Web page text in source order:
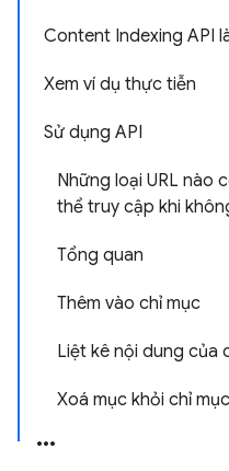
Content Indexing API
Xem ví dụ thực tiễn
Sử dụng API
Những loại URL nào
thể truy cập khi
Tổng quan
Thêm vào chỉ mục
Liệt kê nội dung của
Xoá mục khỏi chỉ mục